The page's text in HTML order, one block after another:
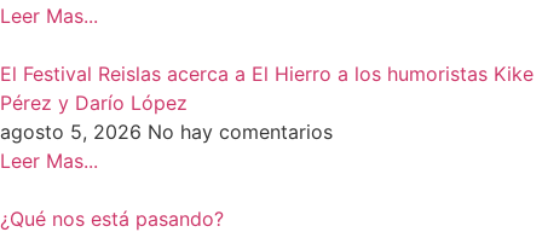
Leer Mas...
El Festival Reislas acerca a El Hierro a los humoristas Kike
Pérez y Darío López
agosto 5, 2026 No hay comentarios
Leer Mas...
¿Qué nos está pasando?